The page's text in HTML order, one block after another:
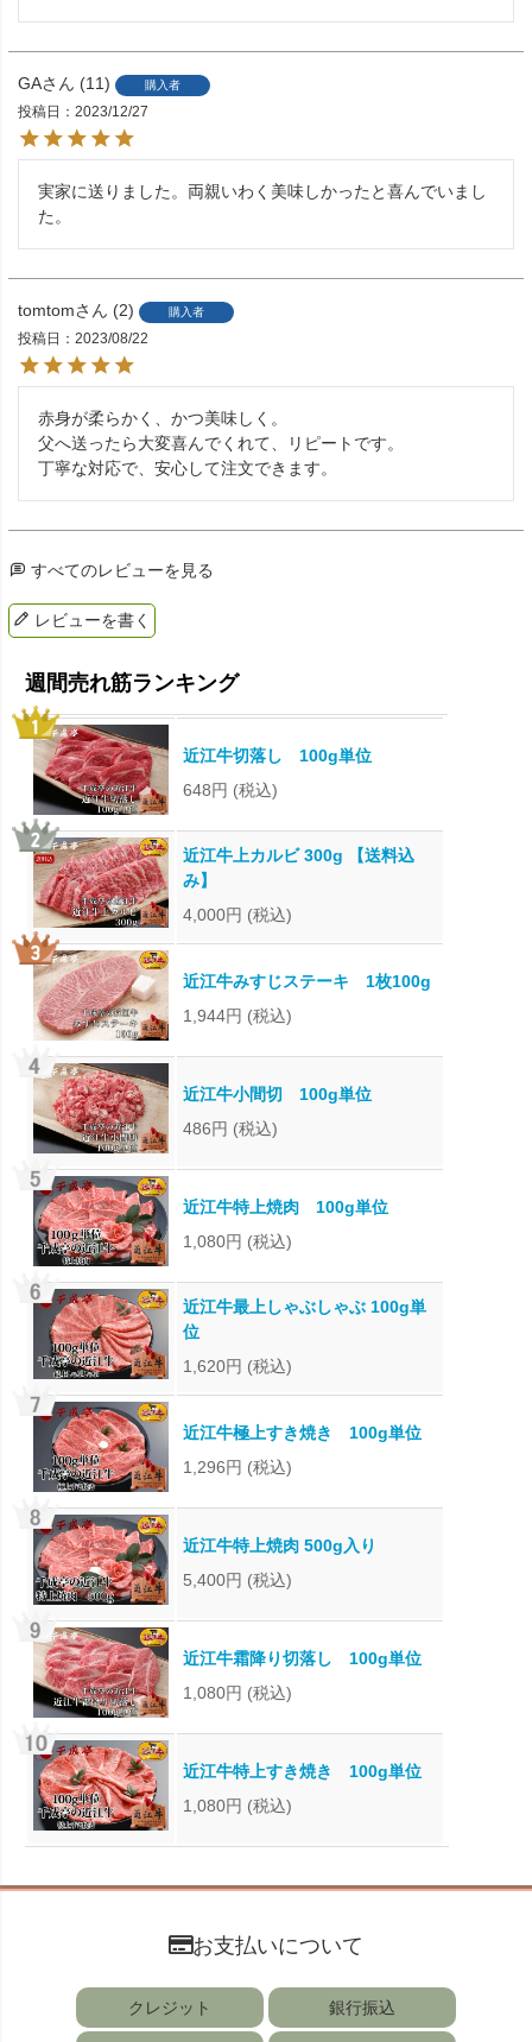
GA 11 購入者
投稿日 2023/12/27
実家に送りました。両親いわく美味しかったと喜んでいまし
た。
tomtom 2 購入者
投稿日 2023/08/22
赤身が柔らかく、かつ美味しく。
父へ送ったら大変喜んでくれて、リピートです。
すべてのレビューを見る
レビューを書く
近江牛切落し 100g単位
648円 (税込)
近江牛上カルビ 300g 【送料込
み】
4,000円 (税込)
近江牛みすじステーキ 1枚100g
1,944円 (税込)
近江牛小間切 100g単位
486円 (税込)
近江牛特上焼肉 100g単位
1,080円 (税込)
近江牛最上しゃぶしゃぶ 100g単
位
1,620円 (税込)
近江牛極上すき焼き 100g単位
1,296円 (税込)
近江牛特上焼肉 500g入り
5,400円 (税込)
近江牛霜降り切落し 100g単位
1,080円 (税込)
近江牛特上すき焼き 100g単位
1,080円 (税込)
お支払いについて
クレジット 銀行振込